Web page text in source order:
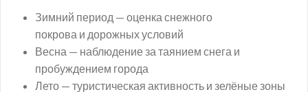
Зимний период — оценка снежного
покрова и дорожных условий
Весна — наблюдение за таянием снега и
пробуждением города
Лето — туристическая активность и зелёные зоны